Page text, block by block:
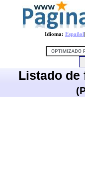
Idioma: Español|
Listado de